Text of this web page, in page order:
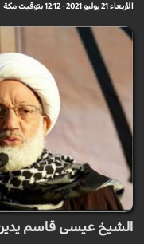
الأربعاء 21 يوليو 2021 - 12:12 بتوقيت مكة
الشيخ عيسى قاسم